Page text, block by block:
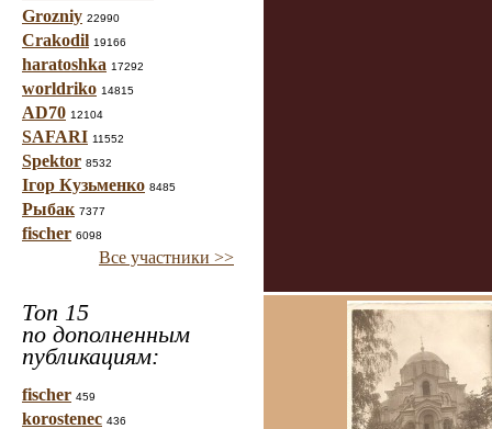
Grozniy 22990
Crakodil 19166
haratoshka 17292
worldriko 14815
AD70 12104
SAFARI 11552
Spektor 8532
Ігор Кузьменко 8485
Рыбак 7377
fischer 6098
Все участники >>
Топ 15
по дополненным
публикациям:
fischer 459
korostenec 436